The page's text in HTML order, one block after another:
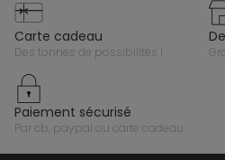
carte cadeau
des tonnes de possibilités !
paiement sécurisé
par cb, paypal ou carte cadeau